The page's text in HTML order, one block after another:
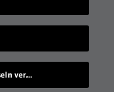
Murals, die sich bei Temperaturwechseln verändern